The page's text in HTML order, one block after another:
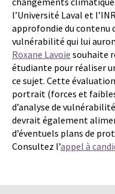
l’Université Laval et
approfondie du contenu
vulnérabilité qui lui
Roxane Lavoie souhaite
étudiante pour réaliser
ce sujet. Cette
portrait (forces et
d’analyse de
devrait également
d’éventuels plans de
Consultez l’appel à